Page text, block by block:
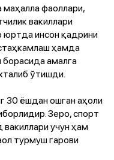
фаоллари,
вакиллари
юртда инсон қадрини
ҳамда
борасида амалга
ўтишди.
30 ёшдан ошган аҳоли
Зеро, спорт
учун ҳам
турмуш гарови